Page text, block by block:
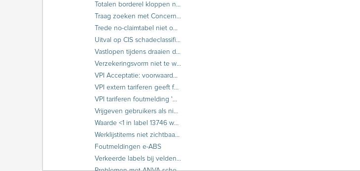
Totalen borderel kloppen niet bij prolongatie provinciaal
Traag zoeken met Concernmodule
Trede no-claimtabel niet opgehoogd bij prolongatie
Uitval op CIS schadeclassificaties
Vastlopen tijdens draaien definitieve prolongatie
Verzekeringsvorm niet te wijzigen in UIV-polis
VPI Acceptatie: voorwaarden niet zichtbaar bij niet-akkoord acceptatie
VPI extern tariferen geeft foutmelding 'foutcode 3001; Het opstarten van de GIM transactie is mislukt'
VPI tariferen foutmelding 'CASExc - Invaldid Argument: bericht.inhoud.gimData is null or empty'
Vrijgeven gebruikers als niemand kan inloggen in ANVA
Waarde <1 in label 13746 wordt niet afgedrukt als waarde ‘0’ bij eXchange.
Werklijstitems niet zichtbaar bij 1 gebruiker
Foutmeldingen e-ABS
Verkeerde labels bij velden identificerende gegevens in Schade